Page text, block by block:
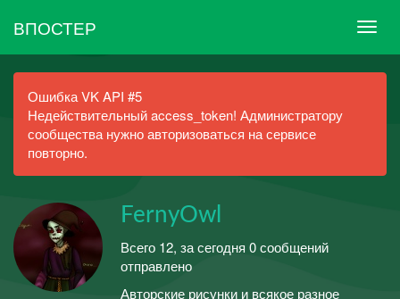
ВПОСТЕР
Ошибка VK API #5
Недействительный access_token! Администратору
сообщества нужно авторизоваться на сервисе
повторно.
FernyOwl
Всего 12, за сегодня 0 сообщений
отправлено
Авторские рисунки и всякое разное